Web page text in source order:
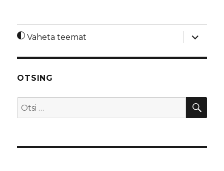
Vaheta teemat
laienda
OTSING
Otsi: